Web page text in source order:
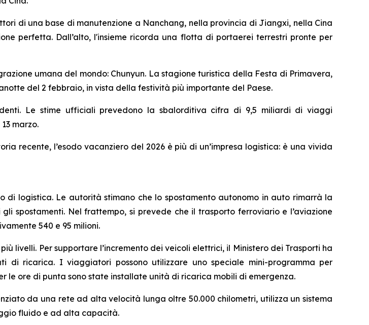
di una base di manutenzione a Nanchang, nella provincia di Jiangxi, nella Cina
perfetta. Dall’alto, l'insieme ricorda una flotta di portaerei terrestri pronte per
umana del mondo: Chunyun. La stagione turistica della Festa di Primavera,
del 2 febbraio, in vista della festività più importante del Paese.
Le stime ufficiali prevedono la sbalorditiva cifra di 9,5 miliardi di viaggi
marzo.
recente, l’esodo vacanziero del 2026 è più di un’impresa logistica: è una vivida
di logistica. Le autorità stimano che lo spostamento autonomo in auto rimarrà la
spostamenti. Nel frattempo, si prevede che il trasporto ferroviario e l’aviazione
540 e 95 milioni.
livelli. Per supportare l’incremento dei veicoli elettrici, il Ministero dei Trasporti ha
ricarica. I viaggiatori possono utilizzare uno speciale mini-programma per
ore di punta sono state installate unità di ricarica mobili di emergenza.
da una rete ad alta velocità lunga oltre 50.000 chilometri, utilizza un sistema
fluido e ad alta capacità.